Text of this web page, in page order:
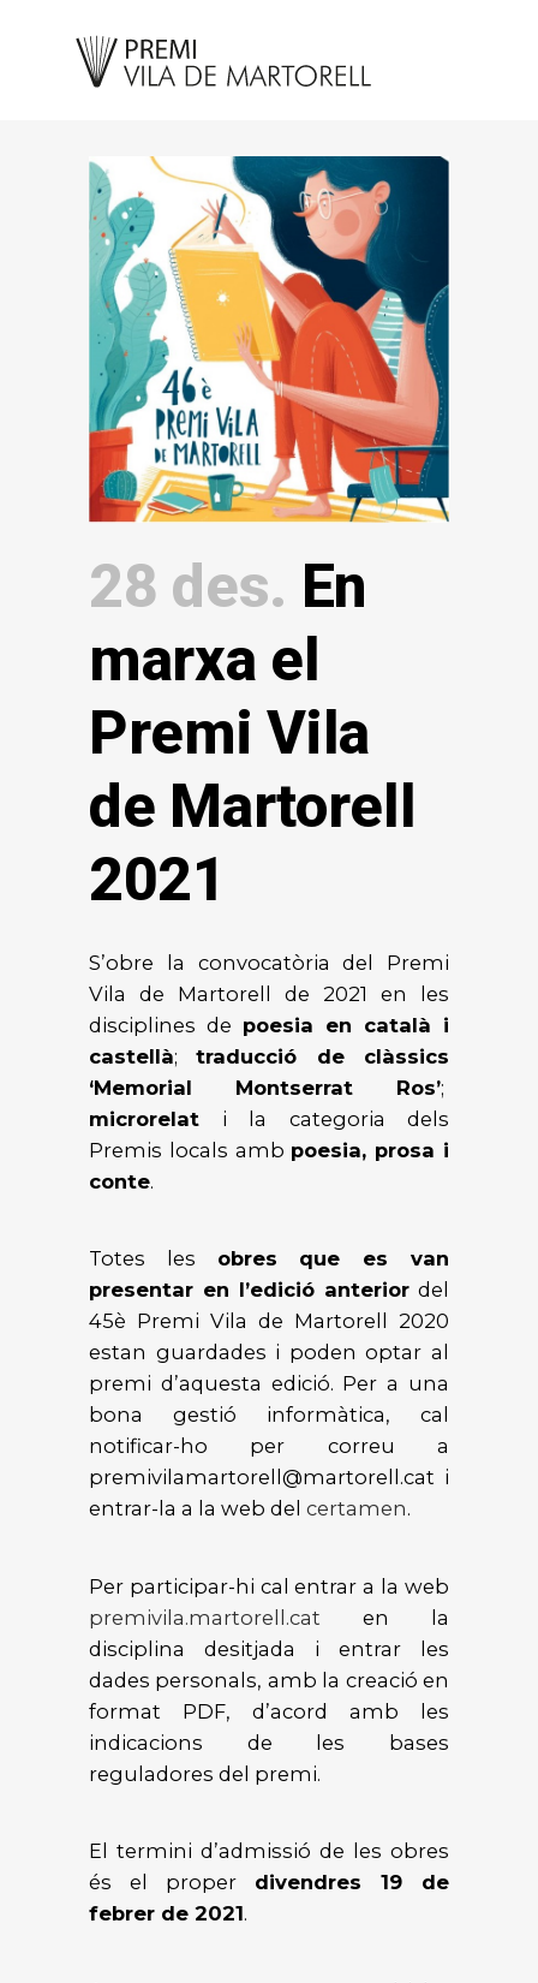
28 des. En
marxa el
Premi Vila
de Martorell
2021
S’obre la convocatòria del Premi
Vila de Martorell de 2021 en les
disciplines de poesia en català i
castellà;traducció de clàssics
‘Memorial Montserrat Ros’;
microrelat i la categoria dels
Premis locals amb poesia, prosa i
conte.
Totes les obres que es van
presentar en l’edició anterior del
45è Premi Vila de Martorell 2020
estan guardades i poden optar al
premi d’aquesta edició. Per a una
bona gestió informàtica, cal
notificar-ho per correu a
premivilamartorell@martorell.cat i
entrar-la a la web del certamen.
Per participar-hi cal entrar a la web
premivila.martorell.cat en la
disciplina desitjada i entrar les
dades personals, amb la creació en
format PDF, d’acord amb les
indicacions de les bases
reguladores del premi.
El termini d’admissió de les obres
és el proper divendres 19 de
febrer de 2021.